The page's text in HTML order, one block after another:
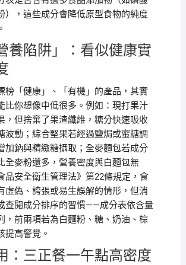
），這些成分會降低原型食物的純度
養陷阱」：看似健康實
榜「健康」、「有機」的產品，其實
比你想像中低很多。例如：現打果汁
，但捨棄了果渣纖維，糖分快速吸收
波動；綜合堅果若經過鹽焗或蜜糖調
加鈉與精緻糖攝取；全麥麵包若成分
全麥粉還多，營養密度與白麵包無
品安全衛生管理法》第22條規定，食
虛偽、誇張或易生誤解的情形，但消
查閱成分排序的習慣——成分表依含量
，前兩項若為白麵粉、糖、奶油、棕
提高警覺。
：三正餐一午點高密度